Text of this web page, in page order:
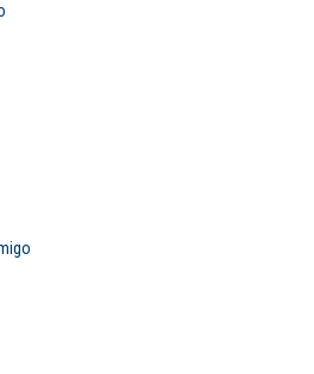
pago
Atención al Cliente